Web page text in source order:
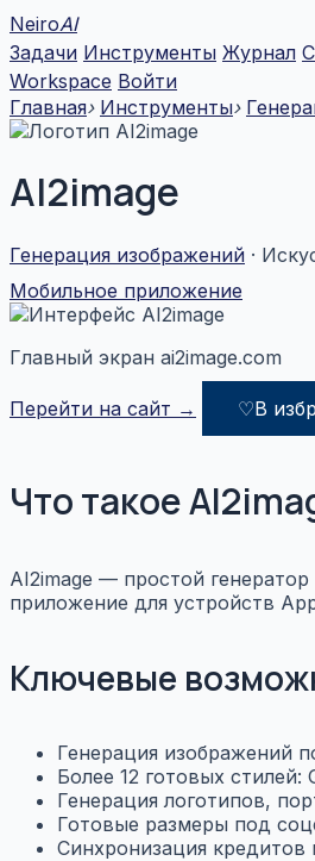
Перейти
к
содержимому
NeiroAI
Задачи Инструменты Журнал
Workspace Войти
Главная› Инструменты›
AI2image
Генерация изображений ·
Мобильное приложение
Главный экран ai2image.com
Перейти на сайт → ♡В
Что такое
AI2image — простой
приложение для устройств
Ключевые
Генерация изображений
Более 12 готовых
Генерация логотипов,
Готовые размеры под
Синхронизация